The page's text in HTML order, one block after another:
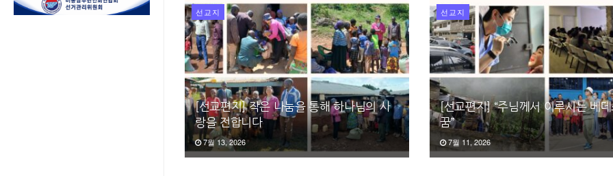
선교지
[선교편지] 작은 나눔을 통해 하나님의 사
랑을 전합니다
7월 13, 2026
선교지
[선교편지] “주님께서 이루시는 베
꿈”
7월 11, 2026